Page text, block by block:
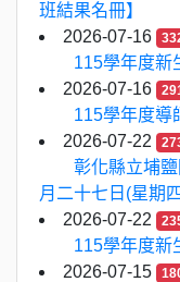
班結果名冊】
2026-07-16
115學年度新
2026-07-16
115學年度導
2026-07-22
彰化縣立埔
月二十七日(星期
2026-07-22
115學年度新
2026-07-15